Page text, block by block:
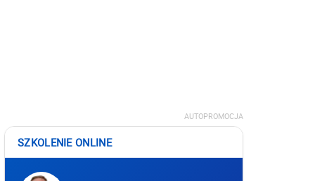
AUTOPROMOCJA
SZKOLENIE ONLINE